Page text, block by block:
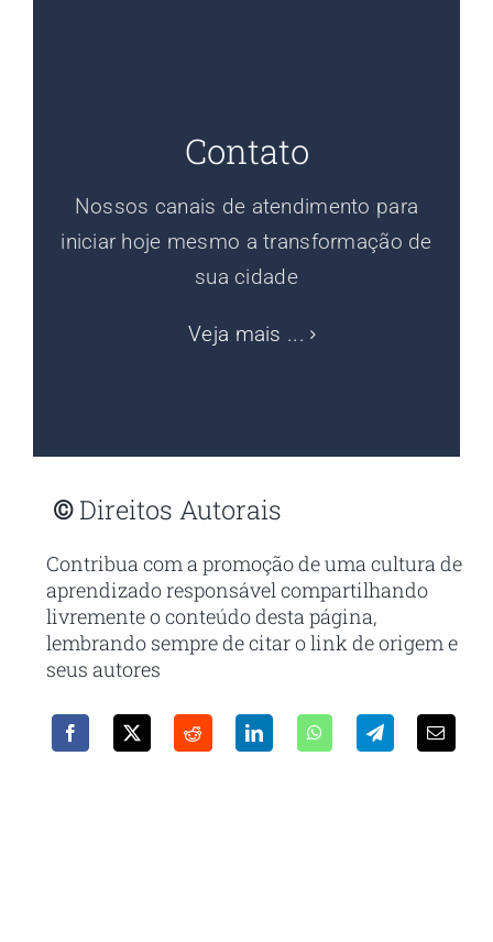
Contato
Nossos canais de atendimento para
iniciar hoje mesmo a transformação de
sua cidade
Veja mais ...
©Direitos Autorais
Contribua com a promoção de uma cultura de
aprendizado responsável compartilhando
livremente o conteúdo desta página,
lembrando sempre de citar o link de origem e
seus autores